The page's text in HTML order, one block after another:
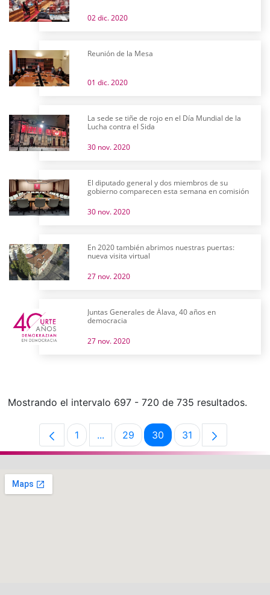
02 dic. 2020
Reunión de la Mesa
01 dic. 2020
La sede se tiñe de rojo en el Día Mundial de la
Lucha contra el Sida
30 nov. 2020
El diputado general y dos miembros de su
gobierno comparecen esta semana en comisión
30 nov. 2020
En 2020 también abrimos nuestras puertas:
nueva visita virtual
27 nov. 2020
Juntas Generales de Álava, 40 años en
democracia
27 nov. 2020
Mostrando el intervalo 697 - 720 de 735 resultados.
Página
1 ...Páginas intermedias Use TAB para
Página
29 Página
30 Página
31